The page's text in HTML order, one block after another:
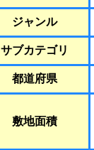
ジャンル
サブカテゴリ
都道府県
敷地面積